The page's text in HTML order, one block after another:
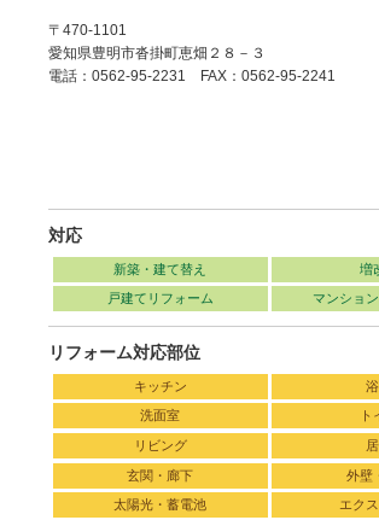
〒470-1101
愛知県豊明市沓掛町恵畑２８－３
電話：0562-95-2231 FAX：0562-95-2241
対応
新築・建て替え 増
戸建てリフォーム マンショ
リフォーム対応部位
キッチン
洗面室 ト
リビング
玄関・廊下 外壁
太陽光・蓄電池 エク